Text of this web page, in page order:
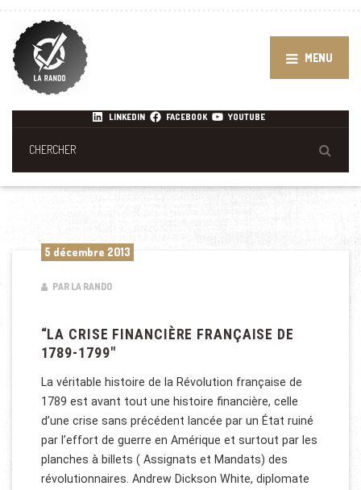
MENU
LINKEDIN FACEBOOK YOUTUBE
5 décembre 2013
PAR LA RANDO
“LA CRISE FINANCIÈRE FRANÇAISE DE
1789-1799″
La véritable histoire de la Révolution française de
1789 est avant tout une histoire financière, celle
d’une crise sans précédent lancée par un État ruiné
par l’effort de guerre en Amérique et surtout par les
planches à billets ( Assignats et Mandats) des
révolutionnaires. Andrew Dickson White, diplomate